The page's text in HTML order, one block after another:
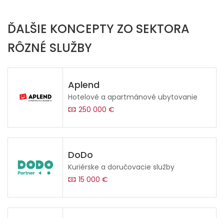
ĎALŠIE KONCEPTY ZO SEKTORA
RÔZNÉ SLUŽBY
Aplend
Hotelové a apartmánové ubytovanie
250 000 €
DoDo
Kuriérske a doručovacie služby
15 000 €